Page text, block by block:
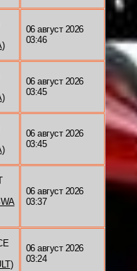
)
06 август 2026
03:46
)
06 август 2026
03:45
)
06 август 2026
03:45
06 август 2026
03:37
)
06 август 2026
03:24